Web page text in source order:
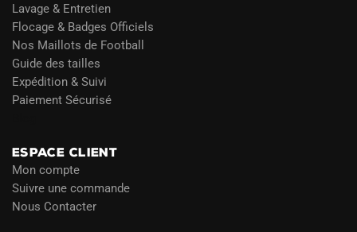
Lavage & Entretien
Flocage & Badges Officiels
Nos Maillots de Football
Guide des tailles
Expédition & Suivi
Paiement Sécurisé
ESPACE CLIENT
Mon compte
Suivre une commande
Nous Contacter